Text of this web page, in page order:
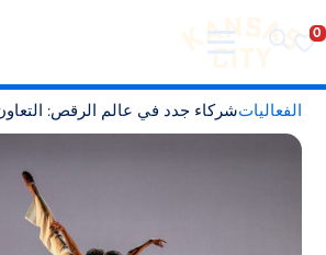
تفضل بزيارة مدينة كانساس سيتي
الانتقال إلى المحتوى
الفعالياتشركاء جدد في عالم الرقص: